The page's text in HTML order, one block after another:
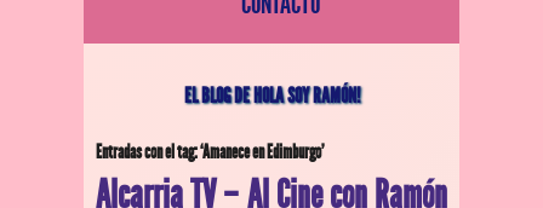
EL BLOG DE HOLA SOY RAMÓN!
Entradas con el tag: ‘Amanece en Edimburgo’
Alcarria TV – Al Cine con Ramón